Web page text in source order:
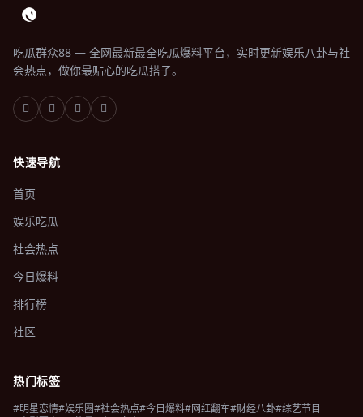
吃瓜群众88 — 全网最新最全吃瓜爆料平台，实时更新娱乐八卦与社
会热点，做你最贴心的吃瓜搭子。
快速导航
首页
娱乐吃瓜
社会热点
今日爆料
排行榜
社区
热门标签
#明星恋情#娱乐圈#社会热点#今日爆料#网红翻车#财经八卦#综艺节目